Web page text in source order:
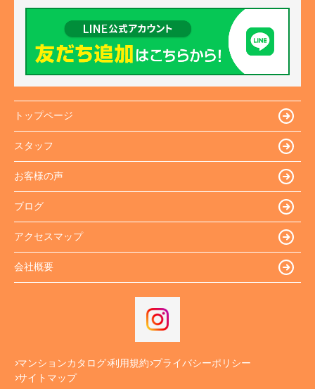
トップページ
スタッフ
お客様の声
ブログ
アクセスマップ
会社概要
マンションカタログ 利用規約 プライバシーポリシー
サイトマップ